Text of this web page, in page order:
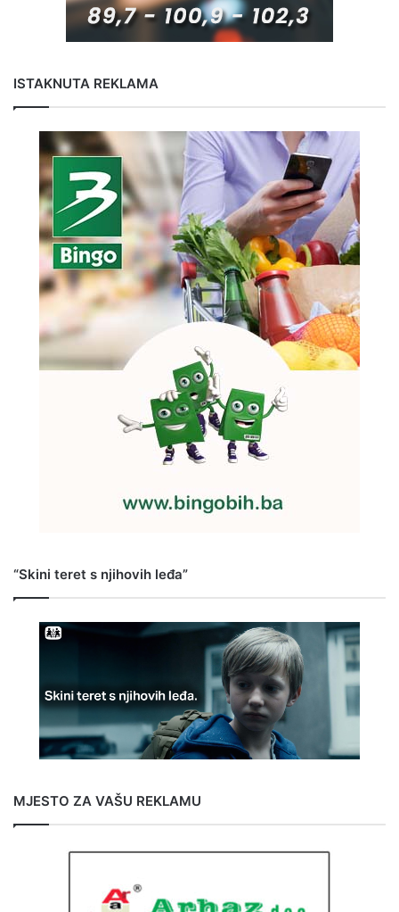
ISTAKNUTA REKLAMA
“Skini teret s njihovih leđa”
MJESTO ZA VAŠU REKLAMU